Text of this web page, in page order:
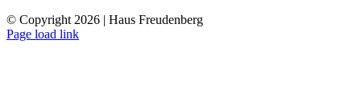
© Copyright 2026 | Haus Freudenberg
Page load link